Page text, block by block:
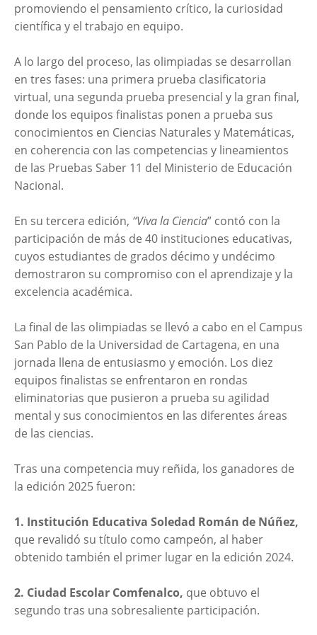
promoviendo el pensamiento crítico, la curiosidad
científica y el trabajo en equipo.
A lo largo del proceso, las olimpiadas se desarrollan
en tres fases: una primera prueba clasificatoria
virtual, una segunda prueba presencial y la gran final,
donde los equipos finalistas ponen a prueba sus
conocimientos en Ciencias Naturales y Matemáticas,
en coherencia con las competencias y lineamientos
de las Pruebas Saber 11 del Ministerio de Educación
Nacional.
En su tercera edición, “Viva la Ciencia” contó con la
participación de más de 40 instituciones educativas,
cuyos estudiantes de grados décimo y undécimo
demostraron su compromiso con el aprendizaje y la
excelencia académica.
La final de las olimpiadas se llevó a cabo en el Campus
San Pablo de la Universidad de Cartagena, en una
jornada llena de entusiasmo y emoción. Los diez
equipos finalistas se enfrentaron en rondas
eliminatorias que pusieron a prueba su agilidad
mental y sus conocimientos en las diferentes áreas
de las ciencias.
Tras una competencia muy reñida, los ganadores de
la edición 2025 fueron:
1. Institución Educativa Soledad Román de Núñez,
que revalidó su título como campeón, al haber
obtenido también el primer lugar en la edición 2024.
2. Ciudad Escolar Comfenalco, que obtuvo el
segundo tras una sobresaliente participación.